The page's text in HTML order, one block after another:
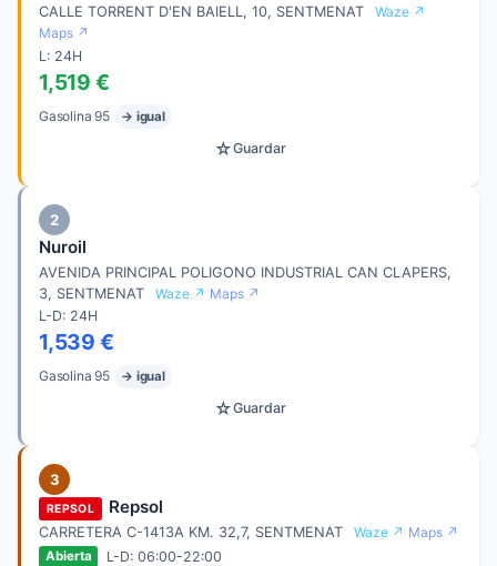
CALLE TORRENT D'EN BAIELL, 10, SENTMENAT
Waze ↗
Maps ↗
L: 24H
1,519 €
Gasolina 95 → igual
☆Guardar
2
Nuroil
AVENIDA PRINCIPAL POLIGONO INDUSTRIAL CAN CLAPERS,
3, SENTMENAT
Waze ↗ Maps ↗
L-D: 24H
1,539 €
Gasolina 95 → igual
☆Guardar
3
REPSOL Repsol
CARRETERA C-1413A KM. 32,7, SENTMENAT Waze ↗ Maps ↗
Abierta L-D: 06:00-22:00